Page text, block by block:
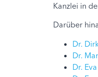
Kanzlei in
Darüber
Dr.
Dr.
Dr.